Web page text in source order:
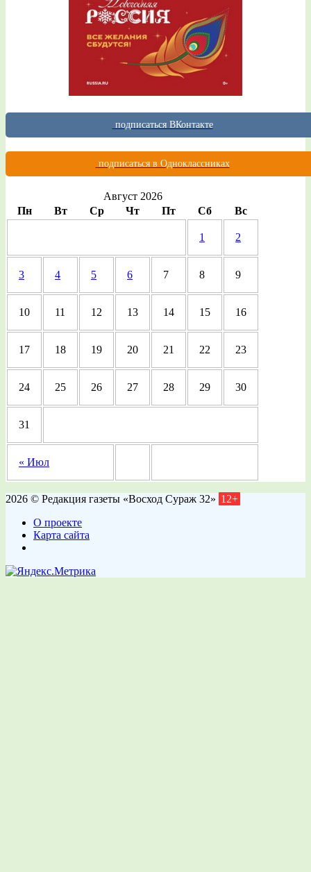
подписаться ВКонтакте
подписаться в Одноклассниках
Август 2026
Пн
Вт Ср Чт Пт Сб Вс
« Июл
1 2
3 4 5 6 7 8 9
10 11 12 13 14 15 16
17 18 19 20 21 22 23
24 25 26 27 28 29 30
31
2026 © Редакция газеты «Восход Сураж 32» 12+
О проекте
Карта сайта